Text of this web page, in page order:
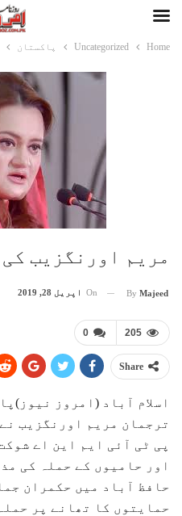
Home
Uncategorized پاکستان
مریم اورنگزیب
By Majeed
On اپریل 28, 2019
0 205
Share
اسلام آباد (امروز
ترجمان مریم اورنگزیب
پی ٹی آئی ایم این اے
اور حامیوں کے حملہ کی
حافظ آباد میں حکمران
حمایتوں کا تھانے پر